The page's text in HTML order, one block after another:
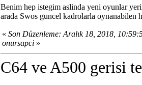
Benim hep istegim aslinda yeni oyunlar
arada Swos guncel kadrolarla
« Son Düzenleme: Aralık 18, 2018,
onursapci »
C64 ve A500 gerisi